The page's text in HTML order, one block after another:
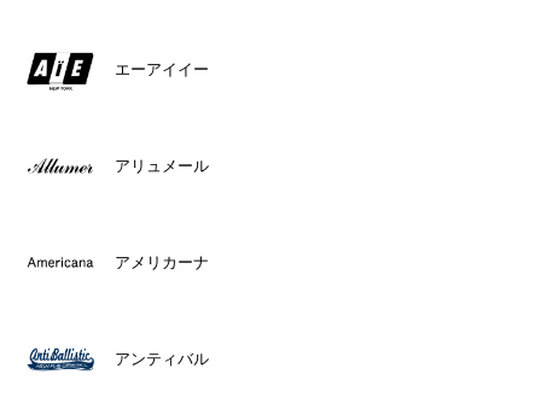
エーアイイー
アリュメール
アメリカーナ
アンティバル